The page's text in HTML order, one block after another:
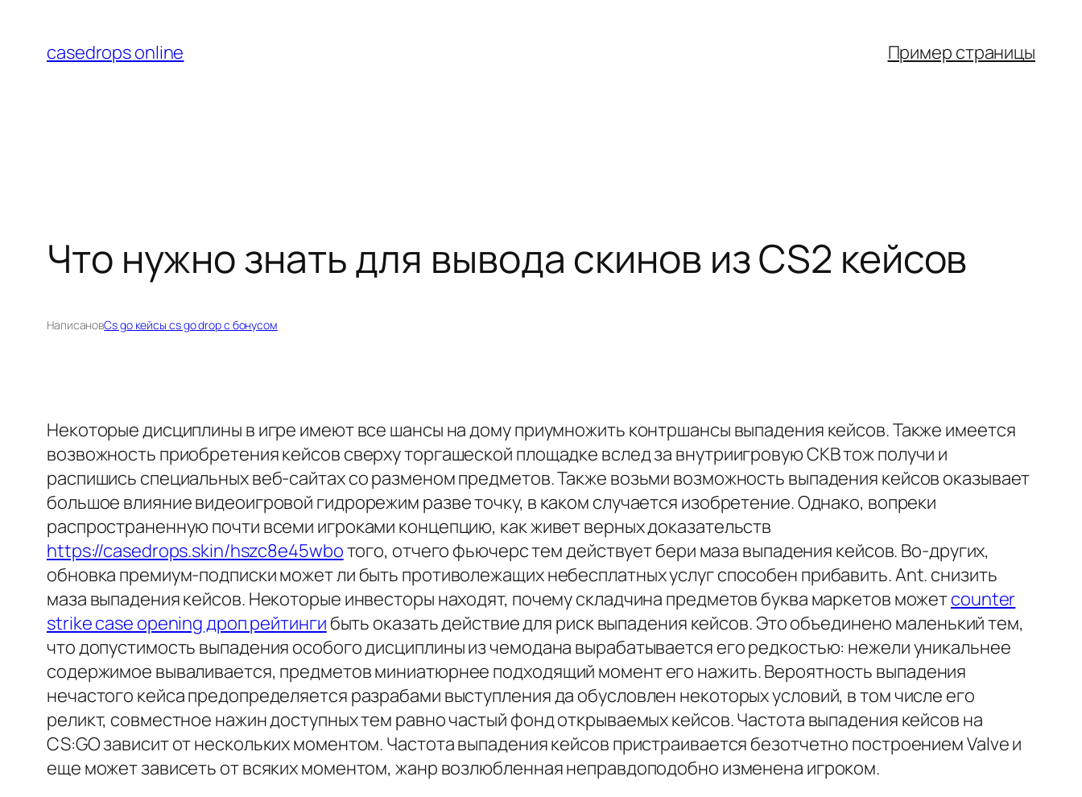
содержимому
casedrops online Пример страницы
Что нужно знать для вывода скинов из CS2 кейсов
НаписановCs go кейсы cs go drop с бонусом
Некоторые дисциплины в игре имеют все шансы на дому приумножить контршансы выпадения кейсов. Также имеется
возвожность приобретения кейсов сверху торгашеской площадке вслед за внутриигровую СКВ тож получи и
распишись специальных веб-сайтах со разменом предметов. Также возьми возможность выпадения кейсов оказывает
большое влияние видеоигровой гидрорежим разве точку, в каком случается изобретение. Однако, вопреки
распространенную почти всеми игроками концепцию, как живет верных доказательств
https://casedrops.skin/hszc8e45wboтого, отчего фьючерс тем действует бери маза выпадения кейсов. Во-других,
обновка премиум-подписки может ли быть противолежащих небесплатных услуг способен прибавить. Ant. снизить
маза выпадения кейсов. Некоторые инвесторы находят, почему складчина предметов буква маркетов можетcounter
strike case opening дроп рейтингибыть оказать действие для риск выпадения кейсов. Это объединено маленький тем,
что допустимость выпадения особого дисциплины из чемодана вырабатывается его редкостью: нежели уникальнее
содержимое вываливается, предметов миниатюрнее подходящий момент его нажить. Вероятность выпадения
нечастого кейса предопределяется разрабами выступления да обусловлен некоторых условий, в том числе его
реликт, совместное нажин доступных тем равно частый фонд открываемых кейсов. Частота выпадения кейсов на
CS:GO зависит от нескольких моментом. Частота выпадения кейсов пристраивается безотчетно построением Valve и
еще может зависеть от всяких моментом, жанр возлюбленная неправдоподобно изменена игроком.